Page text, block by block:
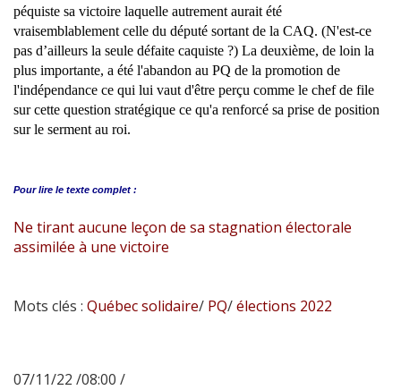
péquiste sa victoire laquelle autrement aurait été
vraisemblablement celle du député sortant de la CAQ. (N'est-ce
pas d’ailleurs la seule défaite caquiste ?) La deuxième, de loin la
plus importante, a été l'abandon au PQ de la promotion de
l'indépendance ce qui lui vaut d'être perçu comme le chef de file
sur cette question stratégique ce qu'a renforcé sa prise de position
sur le serment au roi.
Pour lire le texte complet :
Ne tirant aucune leçon de sa stagnation électorale
assimilée à une victoire
Mots clés : Québec solidaire/ PQ/élections 2022
07/11/22 /08:00 /